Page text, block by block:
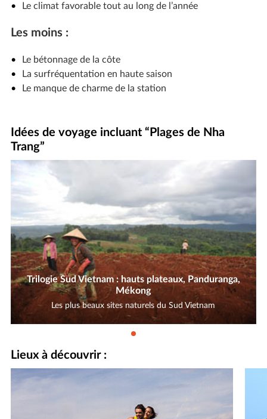
Le climat favorable tout au long de l’année
Les moins :
Le bétonnage de la côte
La surfréquentation en haute saison
Le manque de charme de la station
Idées de voyage incluant “Plages de Nha
Trang”
Trilogie Sud Vietnam : hauts plateaux, Panduranga,
Mékong
Les plus beaux sites naturels du Sud Vietnam
Lieux à découvrir :